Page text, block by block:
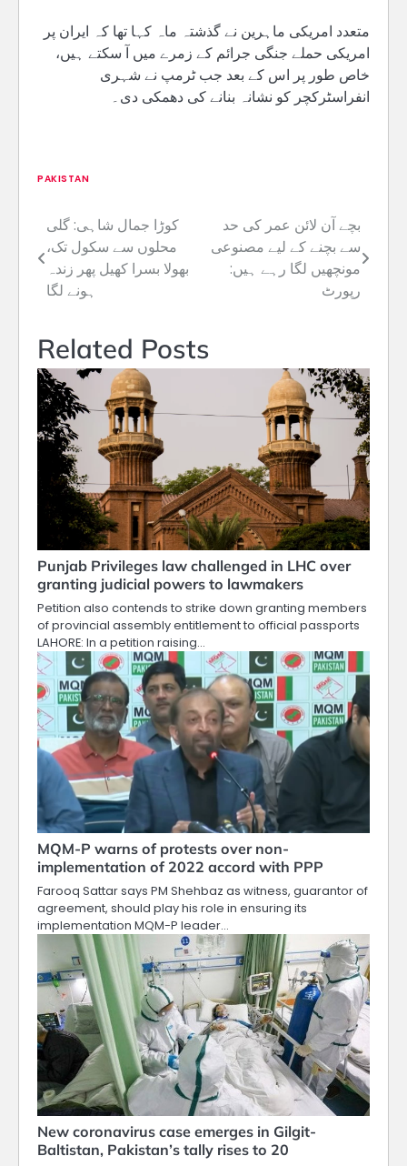
متعدد امریکی ماہرین نے گذشتہ ماہ کہا تھا کہ ایران پر
امریکی حملے جنگی جرائم کے زمرے میں آ سکتے ہیں،
خاص طور پر اس کے بعد جب ٹرمپ نے شہری
انفراسٹرکچر کو نشانہ بنانے کی دھمکی دی۔
PAKISTAN
Post
navigation
کوڑا جمال شاہی: گلی
محلوں سے سکول تک،
بھولا بسرا کھیل پھر زندہ
ہونے لگا
بچے آن لائن عمر کی حد
سے بچنے کے لیے مصنوعی
مونچھیں لگا رہے ہیں:
رپورٹ
Related Posts
Punjab Privileges law challenged in LHC over
granting judicial powers to lawmakers
Petition also contends to strike down granting members
of provincial assembly entitlement to official passports
LAHORE: In a petition raising…
MQM-P warns of protests over non-
implementation of 2022 accord with PPP
Farooq Sattar says PM Shehbaz as witness, guarantor of
agreement, should play his role in ensuring its
implementation MQM-P leader…
New coronavirus case emerges in Gilgit-
Baltistan, Pakistan’s tally rises to 20